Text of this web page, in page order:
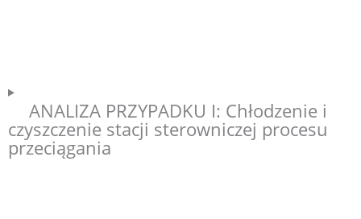
ANALIZA PRZYPADKU I: Chłodzenie i
czyszczenie stacji sterowniczej procesu
przeciągania